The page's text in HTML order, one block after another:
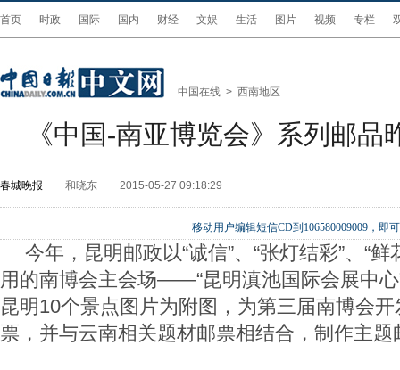
首页 时政 国际 国内 财经 文娱 生活 图片 视频 专栏
中国在线 > 西南地区
《中国-南亚博览会》系列邮品
春城晚报 和晓东 2015-05-27 09:18:29
移动用户编辑短信CD到106580009009，即
今年，昆明邮政以“诚信”、“张灯结彩”、“
用的南博会主会场——“昆明滇池国际会展中
昆明10个景点图片为附图，为第三届南博会
票，并与云南相关题材邮票相结合，制作主题